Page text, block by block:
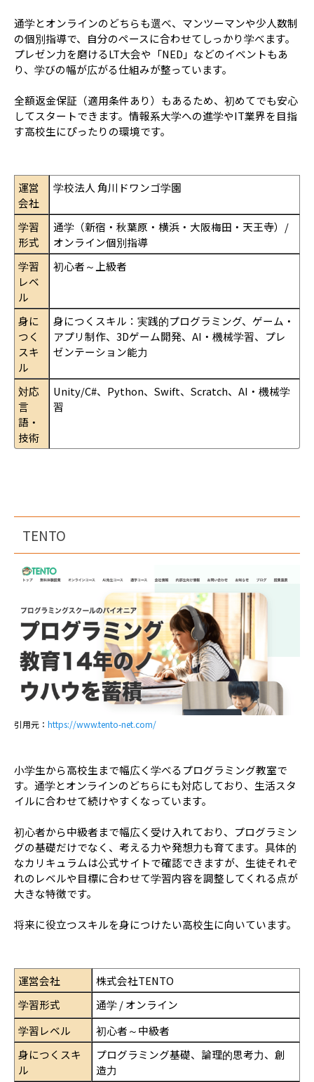
通学とオンラインのどちらも選べ、マンツーマンや少人数制
の個別指導で、自分のペースに合わせてしっかり学べます。
プレゼン力を磨けるLT大会や「NED」などのイベントもあ
り、学びの幅が広がる仕組みが整っています。
全額返金保証（適用条件あり）もあるため、初めてでも安心
してスタートできます。情報系大学への進学やIT業界を目指
す高校生にぴったりの環境です。
運営
会社
学校法人 角川ドワンゴ学園
学習
形式
通学（新宿・秋葉原・横浜・大阪梅田・天王寺）/
オンライン個別指導
学習
レベ
ル
初心者～上級者
身に
つく
スキ
ル
身につくスキル：実践的プログラミング、ゲーム・
アプリ制作、3Dゲーム開発、AI・機械学習、プレ
ゼンテーション能力
対応
言
語・
技術
Unity/C#、Python、Swift、Scratch、AI・機械学
習
TENTO
引用元： https://www.tento-net.com/
小学生から高校生まで幅広く学べるプログラミング教室で
す。通学とオンラインのどちらにも対応しており、生活スタ
イルに合わせて続けやすくなっています。
初心者から中級者まで幅広く受け入れており、プログラミン
グの基礎だけでなく、考える力や発想力も育てます。具体的
なカリキュラムは公式サイトで確認できますが、生徒それぞ
れのレベルや目標に合わせて学習内容を調整してくれる点が
大きな特徴です。
将来に役立つスキルを身につけたい高校生に向いています。
運営会社
株式会社TENTO
学習形式
通学 / オンライン
学習レベル
初心者～中級者
身につくスキ
ル
プログラミング基礎、論理的思考力、創
造力